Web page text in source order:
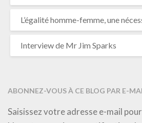
L’égalité homme-femme, une
Interview de Mr Jim Sparks
ABONNEZ-VOUS À CE BLOG PAR E-
Saisissez votre adresse e-mail